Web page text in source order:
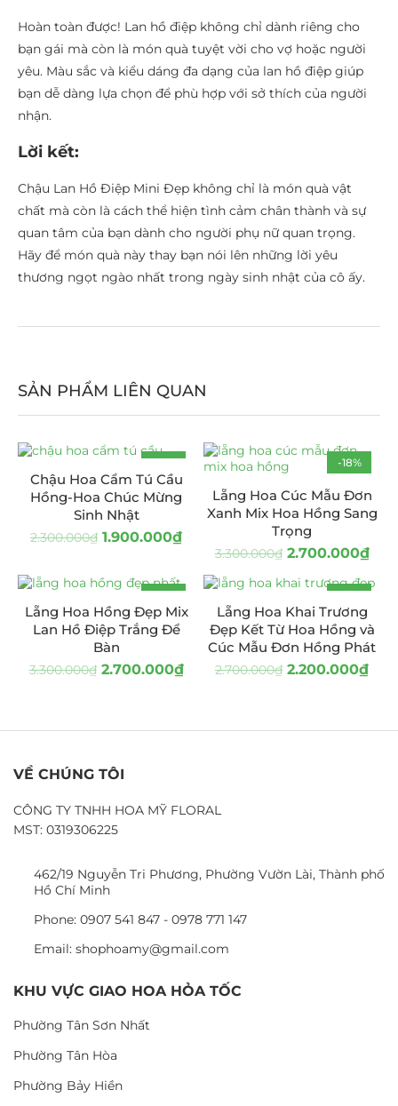
Hoàn toàn được! Lan hồ điệp không chỉ dành riêng cho
bạn gái mà còn là món quà tuyệt vời cho vợ hoặc người
yêu. Màu sắc và kiểu dáng đa dạng của lan hồ điệp giúp
bạn dễ dàng lựa chọn để phù hợp với sở thích của người
nhận.
Lời kết:
Chậu Lan Hồ Điệp Mini Đẹp không chỉ là món quà vật
chất mà còn là cách thể hiện tình cảm chân thành và sự
quan tâm của bạn dành cho người phụ nữ quan trọng.
Hãy để món quà này thay bạn nói lên những lời yêu
thương ngọt ngào nhất trong ngày sinh nhật của cô ấy.
SẢN PHẨM LIÊN QUAN
-17%
Chậu Hoa Cẩm Tú Cầu
Hồng-Hoa Chúc Mừng
Sinh Nhật
2.300.000₫ 1.900.000₫
-18%
Lẵng Hoa Cúc Mẫu Đơn
Xanh Mix Hoa Hồng Sang
Trọng
3.300.000₫ 2.700.000₫
-18%
HOT
Lẵng Hoa Hồng Đẹp Mix
Lan Hồ Điệp Trắng Để
Bàn
3.300.000₫ 2.700.000₫
-19%
Lẵng Hoa Khai Trương
Đẹp Kết Từ Hoa Hồng và
Cúc Mẫu Đơn Hồng Phát
2.700.000₫ 2.200.000₫
VỀ CHÚNG TÔI
CÔNG TY TNHH HOA MỸ FLORAL
MST: 0319306225
462/19 Nguyễn Tri Phương, Phường Vườn Lài, Thành phố
Hồ Chí Minh
Phone: 0907 541 847 - 0978 771 147
Email: shophoamy@gmail.com
KHU VỰC GIAO HOA HỎA TỐC
Phường Tân Sơn Nhất
Phường Tân Hòa
Phường Bảy Hiền